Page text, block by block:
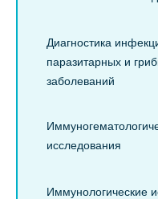
Диагностика
паразитарных и
заболеваний
исследования
Иммунологические